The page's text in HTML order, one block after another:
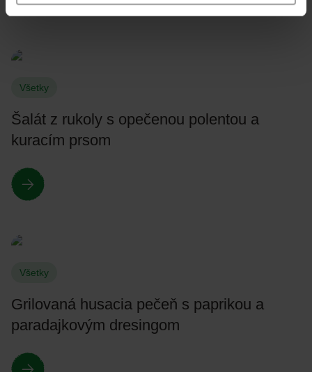
Všetky
Šalát z rukoly s opečenou polentou a
kuracím prsom
Všetky
Grilovaná husacia pečeň s paprikou a
paradajkovým dresingom